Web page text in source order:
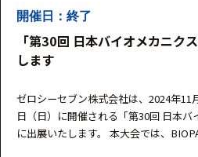
開催日：終了
「第30回 日本バイオメカニク
します
ゼロシーセブン株式会社は、2024年11
日（日）に開催される「第30回 日本バ
に出展いたします。 本大会では、